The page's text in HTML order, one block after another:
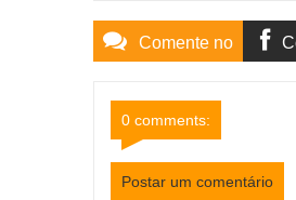
Comente no
0 comments:
Postar um comentário